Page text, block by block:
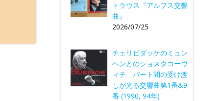
トラウス『アルプス交響
曲』
2026/07/25
チェリビダッケのミュン
ヘンとのショスタコーヴ
ィチ パート間の受け渡
しが光る交響曲第1番&9
番 (1990, 94年)